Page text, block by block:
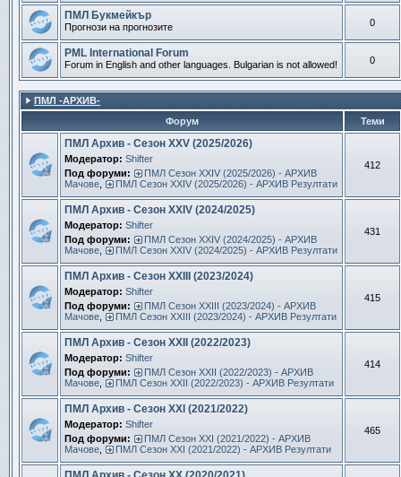
ПМЛ Букмейкър
Прогнози на прогнозите 0
PML International Forum
Forum in English and other languages. Bulgarian is not allowed! 0
ПМЛ -АРХИВ-
Форум
Теми
ПМЛ Архив - Сезон XXV (2025/2026)
Модератор: Shifter
Под форуми:
ПМЛ Сезон ХXIV (2025/2026) - АРХИВ
Мачове
ПМЛ Сезон ХXIV (2025/2026) - АРХИВ Резултати
412
ПМЛ Архив - Сезон XXIV (2024/2025)
Модератор: Shifter
Под форуми:
ПМЛ Сезон ХXIV (2024/2025) - АРХИВ
Мачове
ПМЛ Сезон ХXIV (2024/2025) - АРХИВ Резултати
431
ПМЛ Архив - Сезон XXIII (2023/2024)
Модератор: Shifter
Под форуми:
ПМЛ Сезон ХXIII (2023/2024) - АРХИВ
Мачове
ПМЛ Сезон ХXIII (2023/2024) - АРХИВ Резултати
415
ПМЛ Архив - Сезон XXII (2022/2023)
Модератор: Shifter
Под форуми:
ПМЛ Сезон ХXII (2022/2023) - АРХИВ
Мачове
ПМЛ Сезон ХXII (2022/2023) - АРХИВ Резултати
414
ПМЛ Архив - Сезон XXI (2021/2022)
Модератор: Shifter
Под форуми:
ПМЛ Сезон ХXI (2021/2022) - АРХИВ
Мачове
ПМЛ Сезон ХXI (2021/2022) - АРХИВ Резултати
465